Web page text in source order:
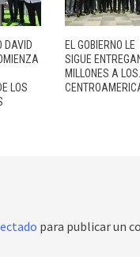
DAVID
LOS
EL GOBIERNO LE
SIGUE
MILLONES A LOS…
para publicar un